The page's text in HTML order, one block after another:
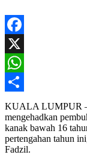
Facebook
X
WhatsApp
Share
KUALA LUMPUR –
mengehadkan
kanak bawah 16
pertengahan tahun
Fadzil.